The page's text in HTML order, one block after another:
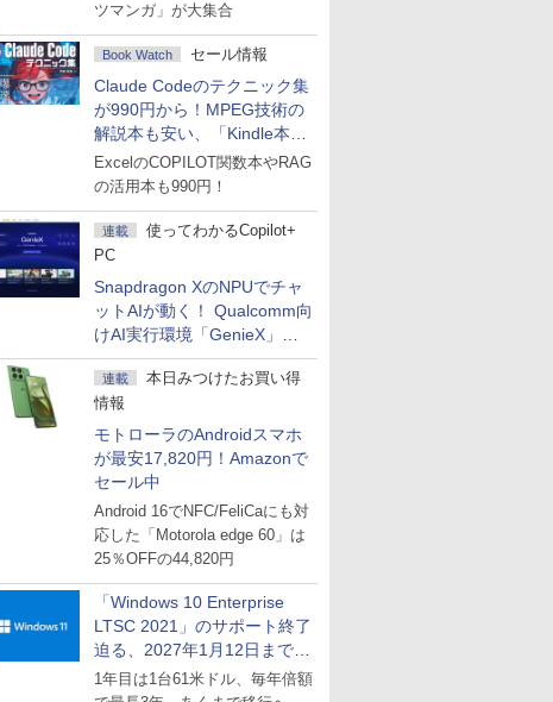
ツマンガ」が大集合
Book Watch セール情報
Claude Codeのテクニック集
が990円から！MPEG技術の
解説本も安い、「Kindle本サ
マーセール」第2弾開始！
ExcelのCOPILOT関数本やRAG
の活用本も990円！
連載
使ってわかるCopilot+
PC
Snapdragon XのNPUでチャ
ットAIが動く！ Qualcomm向
けAI実行環境「GenieX」を
試してみた
連載
本日みつけたお買い得
情報
モトローラのAndroidスマホ
が最安17,820円！Amazonで
セール中
Android 16でNFC/FeliCaにも対
応した「Motorola edge 60」は
25％OFFの44,820円
「Windows 10 Enterprise
LTSC 2021」のサポート終了
迫る、2027年1月12日まで
～ESUは9月1日から販売
1年目は1台61米ドル、毎年倍額